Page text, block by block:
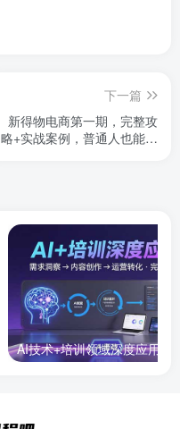
下一篇
新得物电商第一期，完整攻
略+实战案例，普通人也能快